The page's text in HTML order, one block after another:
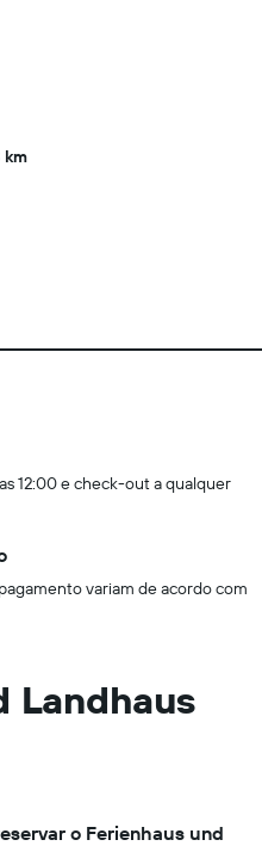
km
12:00 e check-out a qualquer
variam de acordo com
Landhaus
o Ferienhaus und